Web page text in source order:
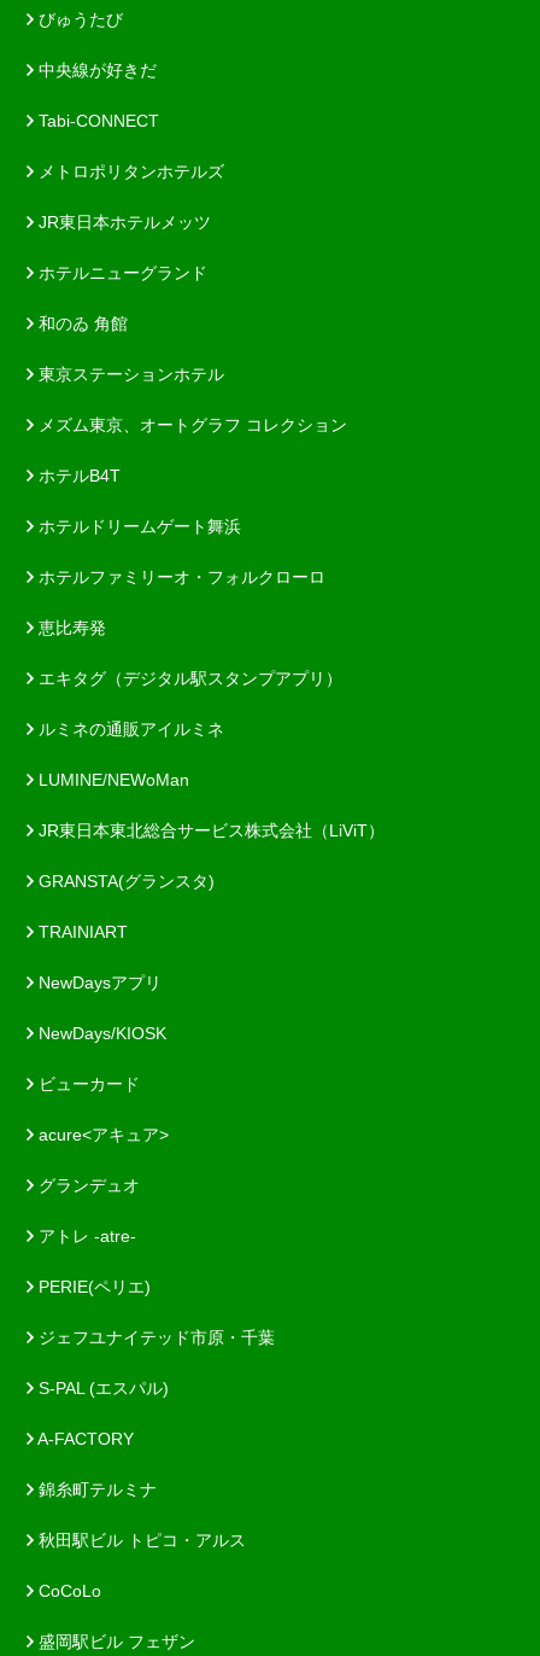
びゅうたび
中央線が好きだ
Tabi-CONNECT
メトロポリタンホテルズ
JR東日本ホテルメッツ
ホテルニューグランド
和のゐ 角館
東京ステーションホテル
メズム東京、オートグラフ コレクション
ホテルB4T
ホテルドリームゲート舞浜
ホテルファミリーオ・フォルクローロ
恵比寿発
エキタグ（デジタル駅スタンプアプリ）
ルミネの通販アイルミネ
LUMINE/NEWoMan
JR東日本東北総合サービス株式会社（LiViT）
GRANSTA(グランスタ)
TRAINIART
NewDaysアプリ
NewDays/KIOSK
ビューカード
acure<アキュア>
グランデュオ
アトレ -atre-
PERIE(ペリエ)
ジェフユナイテッド市原・千葉
S-PAL (エスパル)
A-FACTORY
錦糸町テルミナ
秋田駅ビル トピコ・アルス
CoCoLo
盛岡駅ビル フェザン